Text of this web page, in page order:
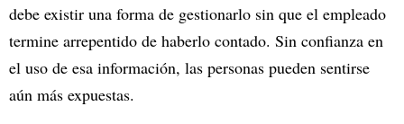
debe existir una forma de gestionarlo sin que el empleado
termine arrepentido de haberlo contado. Sin confianza en
el uso de esa información, las personas pueden sentirse
aún más expuestas.